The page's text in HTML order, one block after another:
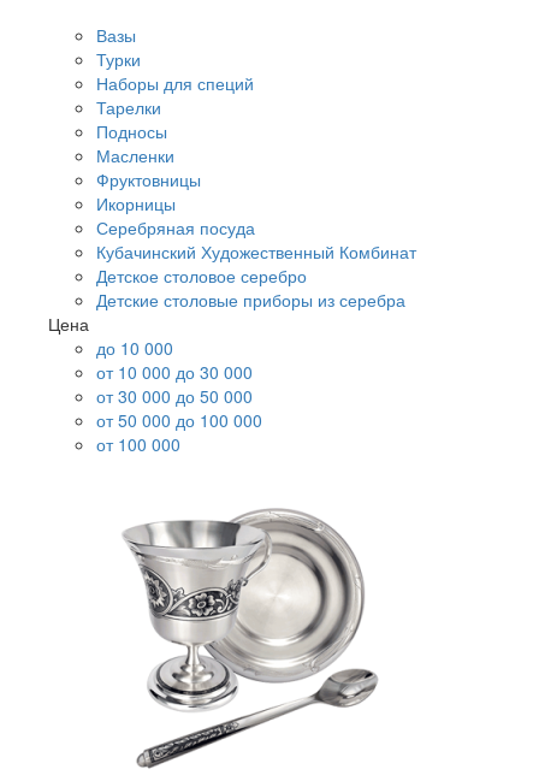
Вазы
Турки
Наборы для специй
Тарелки
Подносы
Масленки
Фруктовницы
Икорницы
Серебряная посуда
Кубачинский Художественный Комбинат
Детское столовое серебро
Детские столовые приборы из серебра
Цена
до 10 000
от 10 000 до 30 000
от 30 000 до 50 000
от 50 000 до 100 000
от 100 000